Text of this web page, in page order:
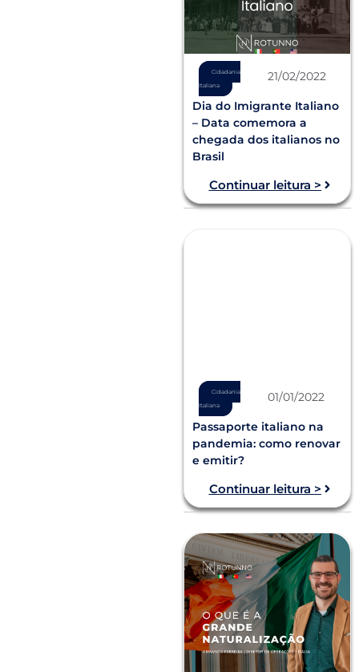
Cidadania
Italiana
21/02/2022
Dia do Imigrante Italiano
– Data comemora a
chegada dos italianos no
Brasil
Continuar leitura >
Cidadania
Italiana
01/01/2022
Passaporte italiano na
pandemia: como renovar
e emitir?
Continuar leitura >